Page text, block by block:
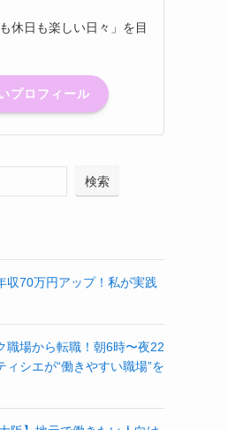
休日も楽しい日々」を目
プロフィール
検索
収70万円アップ！私が実践
職場から転職！朝6時〜夜22
ィシエが“働きやすい職場”を